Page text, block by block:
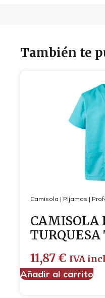
También te
Camisola | Pijamas |
CAMISOLA
11,87 € IVA
Añadir al carrito